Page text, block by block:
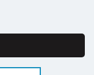
AP, HR, FT / MAC-